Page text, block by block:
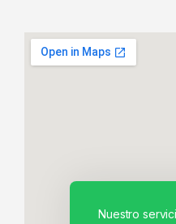
Nuestro